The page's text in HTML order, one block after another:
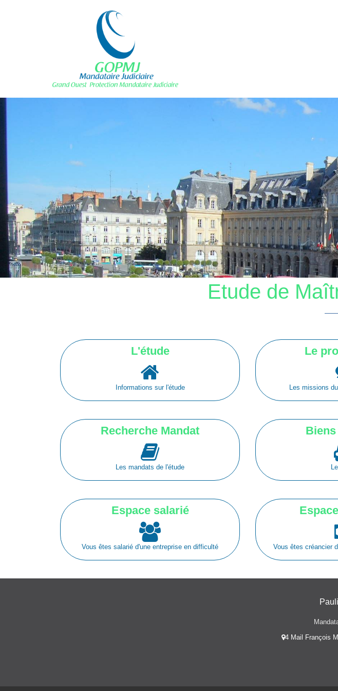
Etude de
L'étude
Informations sur l'étude
Le
Les missions
Recherche Mandat
Les mandats de l'étude
Espace salarié
Vous êtes salarié d'une entreprise en difficulté Vous êtes créancier
4 Mail François